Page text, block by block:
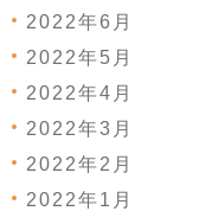
2022年6月
2022年5月
2022年4月
2022年3月
2022年2月
2022年1月